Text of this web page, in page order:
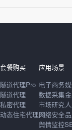
套餐购买
隧道代理Pro
隧道代理
私密代理
动态住宅代理
应用场景
电子商务
数据采集
市场研究
网络安全
舆情监控